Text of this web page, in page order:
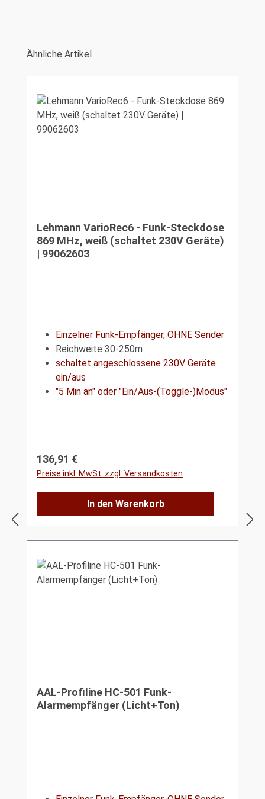
Produktgalerie überspringen
Ähnliche Artikel
Lehmann VarioRec6 - Funk-Steckdose
869 MHz, weiß (schaltet 230V Geräte)
| 99062603
Einzelner Funk-Empfänger, OHNE Sender
Reichweite 30-250m
schaltet angeschlossene 230V Geräte
ein/aus
"5 Min an" oder "Ein/Aus-(Toggle-)Modus"
Regulärer Preis:
136,91 €
Preise inkl. MwSt. zzgl. Versandkosten
In den Warenkorb
AAL-Profiline HC-501 Funk-
Alarmempfänger (Licht+Ton)